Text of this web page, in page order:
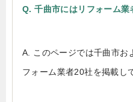
Q. 千曲市にはリフォーム業
A. このページでは千曲市お
フォーム業者20社を掲載し